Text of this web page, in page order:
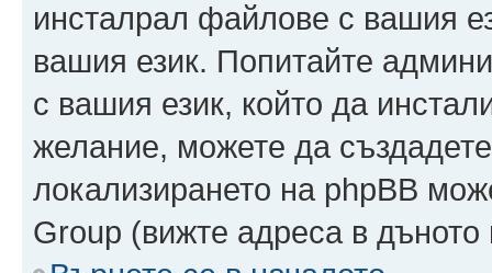
инсталрал файлове с вашия
вашия език. Попитайте
с вашия език, който да
желание, можете да
локализирането на phpBB
Group (вижте адреса в дъното